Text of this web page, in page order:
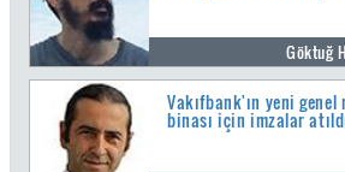
Göktuğ
Vakıfbank'ın yeni
binası için imzalar